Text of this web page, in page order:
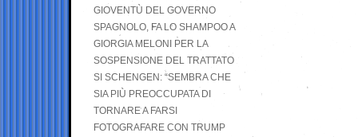
GIOVENTÙ DEL GOVERNO
SPAGNOLO, FA LO SHAMPOO A
GIORGIA MELONI PER LA
SOSPENSIONE DEL TRATTATO
SI SCHENGEN: “SEMBRA CHE
SIA PIÙ PREOCCUPATA DI
TORNARE A FARSI
FOTOGRAFARE CON TRUMP